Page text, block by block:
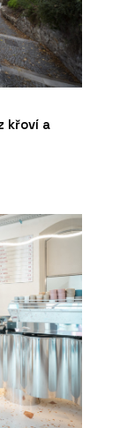
křoví a